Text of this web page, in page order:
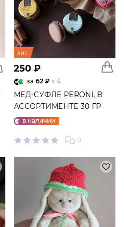
хит
250 ₽
за 62 ₽ x 4
МЕД-СУФЛЕ PERONI, В
АССОРТИМЕНТЕ 30 ГР
в наличии
0